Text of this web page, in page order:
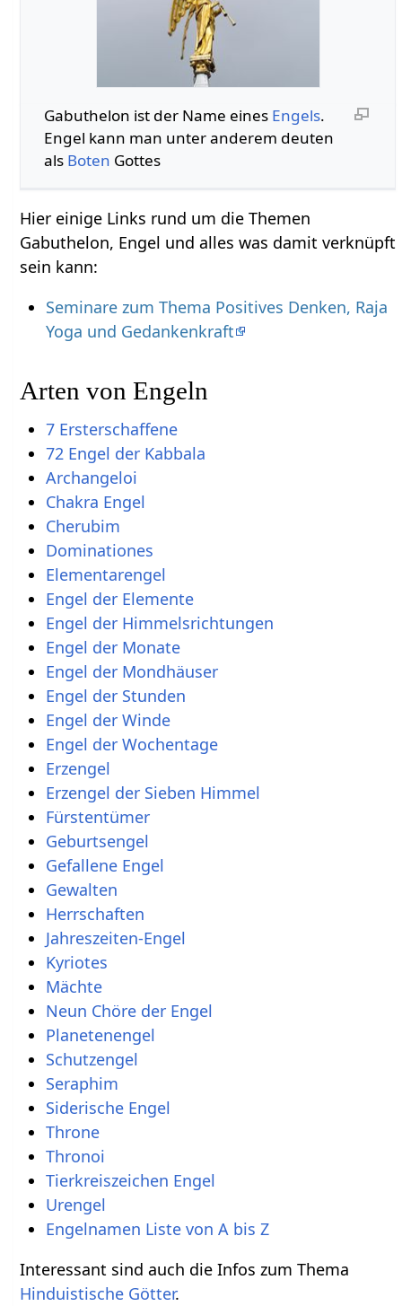
Gabuthelon ist der Name eines Engels.
Engel kann man unter anderem deuten
als Boten Gottes
Hier einige Links rund um die Themen
Gabuthelon, Engel und alles was damit verknüpft
sein kann:
Seminare zum Thema Positives Denken, Raja
Yoga und Gedankenkraft
Arten von Engeln
7 Ersterschaffene
72 Engel der Kabbala
Archangeloi
Chakra Engel
Cherubim
Dominationes
Elementarengel
Engel der Elemente
Engel der Himmelsrichtungen
Engel der Monate
Engel der Mondhäuser
Engel der Stunden
Engel der Winde
Engel der Wochentage
Erzengel
Erzengel der Sieben Himmel
Fürstentümer
Geburtsengel
Gefallene Engel
Gewalten
Herrschaften
Jahreszeiten-Engel
Kyriotes
Mächte
Neun Chöre der Engel
Planetenengel
Schutzengel
Seraphim
Siderische Engel
Throne
Thronoi
Tierkreiszeichen Engel
Urengel
Engelnamen Liste von A bis Z
Interessant sind auch die Infos zum Thema
Hinduistische Götter.